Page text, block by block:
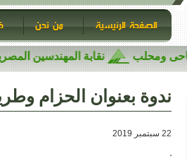
الصفحة الرئيسية من نحن
ضاحى ومحلب نقابة المهندسين
ندوة بعنوان الحزام
22 سبتمبر 2019